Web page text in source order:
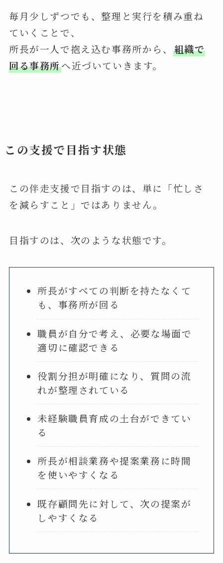
毎月少しずつでも、整理と実行を積み重ね
ていくことで、
所長が一人で抱え込む事務所から、 組織で
回る事務所へ近づいていきます。
この支援で目指す状態
この伴走支援で目指すのは、単に「忙しさ
を減らすこと」ではありません。
目指すのは、次のような状態です。
所長がすべての判断を持たなくて
も、事務所が回る
職員が自分で考え、必要な場面で
適切に確認できる
役割分担が明確になり、質問の流
れが整理されている
未経験職員育成の土台ができてい
る
所長が相談業務や提案業務に時間
を使いやすくなる
既存顧問先に対して、次の提案が
しやすくなる